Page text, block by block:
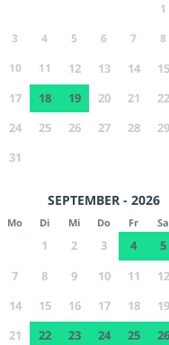
1
3
4 5 6 7 8
10
11 12 13 14 15
17
18 19 20 21 22
24
25 26 27 28 29
31
SEPTEMBER - 2026
Mo Di Mi Do Fr Sa
1 2 3 4 5
7
8 9 10 11 12
14
15 16 17 18 19
21
22 23 24 25 26